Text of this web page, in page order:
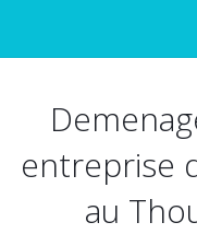
entreprise
au